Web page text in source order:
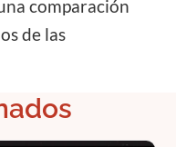
comparación
de las